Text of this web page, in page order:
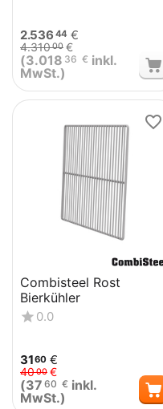
2.536 44 €
4.31000 €
(3.018 36 € inkl.
MwSt.)
Combisteel Rost
Bierkühler
0.0
3160 €
4000 €
(37 60 € inkl.
MwSt.)